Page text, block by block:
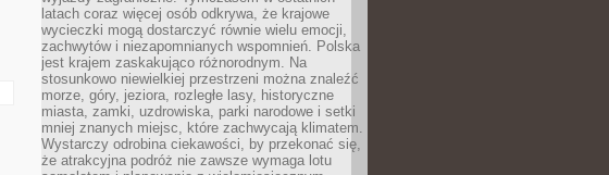
latach coraz więcej osób odkrywa, że krajowe
wycieczki mogą dostarczyć równie wielu emocji,
zachwytów i niezapomnianych wspomnień. Polska
jest krajem zaskakująco różnorodnym. Na
stosunkowo niewielkiej przestrzeni można znaleźć
morze, góry, jeziora, rozległe lasy, historyczne
miasta, zamki, uzdrowiska, parki narodowe i setki
mniej znanych miejsc, które zachwycają klimatem.
Wystarczy odrobina ciekawości, by przekonać się,
że atrakcyjna podróż nie zawsze wymaga lotu